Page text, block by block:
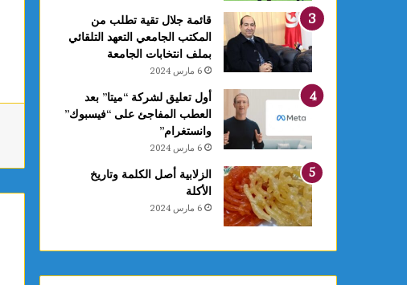
قائمة جلال تقية تطلب من
المكتب الجامعي التعهد التلقائي
بملف انتخابات الجامعة
6 مارس 2024
أول تعليق لشركة “ميتا” بعد
العطب المفاجئ على “فيسبوك”
وانستغرام”
6 مارس 2024
الزلابية أصل الكلمة وتاريخ
الأكلة
6 مارس 2024